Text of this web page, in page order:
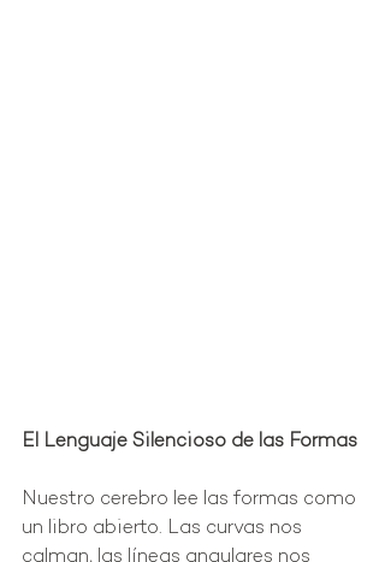
El Lenguaje Silencioso de las Formas
Nuestro cerebro lee las formas como
un libro abierto. Las curvas nos
calman, las líneas angulares nos